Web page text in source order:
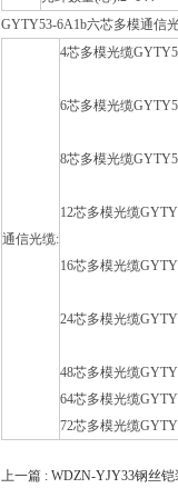
GYTY53-6A1b六芯多模通信
通信光缆:
4芯多模光缆
6芯多模光缆
8芯多模光缆
12芯多模光缆
16芯多模光缆
24芯多模光缆
48芯多模光缆
64芯多模光缆
72芯多模光缆
上一篇 : WDZN-YJY33钢丝